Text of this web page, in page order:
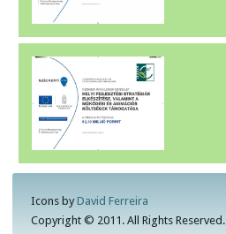
Icons by David Ferreira
Copyright © 2011. All Rights Reserved.